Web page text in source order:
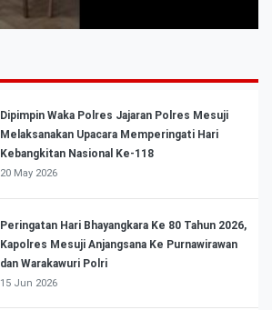
Dipimpin Waka Polres Jajaran Polres Mesuji
Melaksanakan Upacara Memperingati Hari
Kebangkitan Nasional Ke-118
20 May 2026
Peringatan Hari Bhayangkara Ke 80 Tahun 2026,
Kapolres Mesuji Anjangsana Ke Purnawirawan
dan Warakawuri Polri
15 Jun 2026